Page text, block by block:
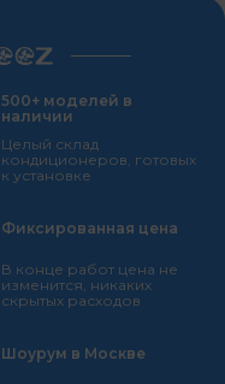
500+ моделей в
наличии
Целый склад
кондиционеров, готовых
к установке
Фиксированная цена
В конце работ цена не
изменится, никаких
скрытых расходов
Шоурум в Москве